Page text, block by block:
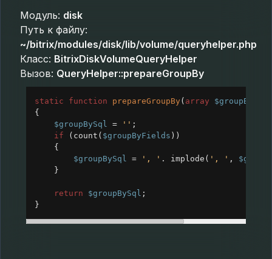
Модуль: disk
Путь к файлу:
~/bitrix/modules/disk/lib/volume/queryhelper.php
Класс: BitrixDiskVolumeQueryHelper
Вызов: QueryHelper::prepareGroupBy
static function prepareGroupBy( array
{
$groupBySql = '' ;
if ( count ( $groupByFields ))
{
$groupBySql = ', ' . implode ( ', ' ,
}
return $groupBySql ;
}